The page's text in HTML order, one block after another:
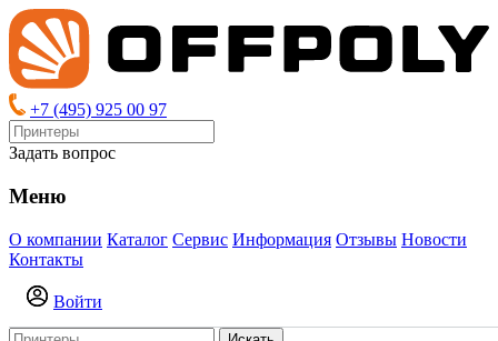
+7 (495) 925 00 97
Задать вопрос
Меню
О компании Каталог Сервис Информация Отзывы Новости
Контакты
Войти